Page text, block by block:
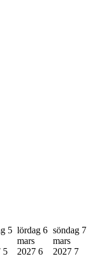
5
5
lördag 6
mars
2027 6
söndag 7
mars
2027 7